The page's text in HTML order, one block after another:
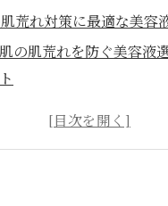
荒れ対策に最適な美容
の肌荒れを防ぐ美容液